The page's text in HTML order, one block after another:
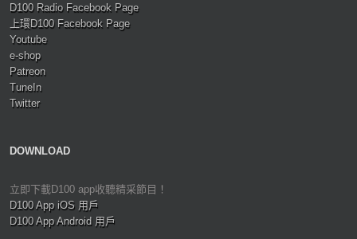
D100 Radio Facebook Page
上環D100 Facebook Page
Youtube
e-shop
Patreon
TuneIn
Twitter
DOWNLOAD
立即下載D100 app收聽精采節目！
D100 App iOS 用戶
D100 App Android 用戶